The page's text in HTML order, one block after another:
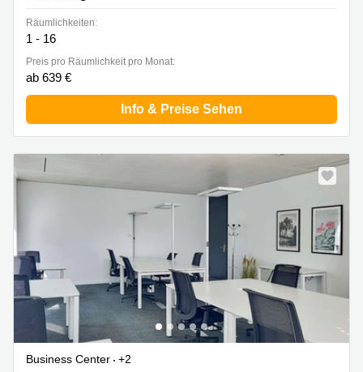
Räumlichkeiten:
1 - 16
Preis pro Räumlichkeit pro Monat:
ab 639 €
Info & Preise Sehen
Business Center +2